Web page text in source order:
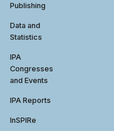
Publishing
Data and
Statistics
IPA
Congresses
and Events
IPA Reports
InSPIRe